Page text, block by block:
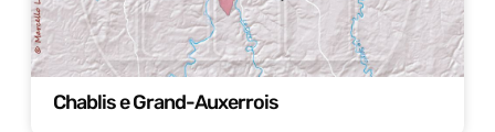
Chablis e Grand-Auxerrois